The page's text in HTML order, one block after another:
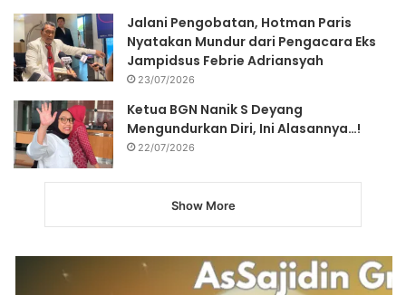
Jalani Pengobatan, Hotman Paris
Nyatakan Mundur dari Pengacara Eks
Jampidsus Febrie Adriansyah
23/07/2026
Ketua BGN Nanik S Deyang
Mengundurkan Diri, Ini Alasannya…!
22/07/2026
Show More